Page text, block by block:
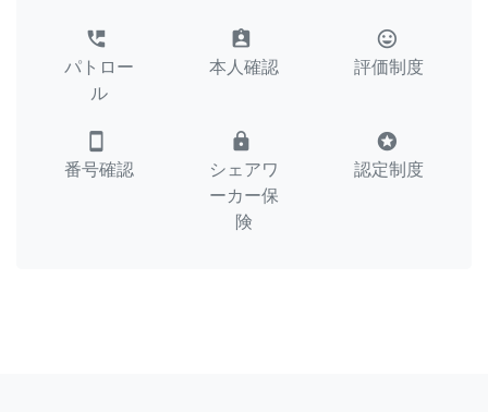
perm_phone_msg
パトロー
ル
assignment_ind
本人確認
tag_faces
評価制度
smartphone
番号確認
lock
シェアワ
ーカー保
険
stars
認定制度